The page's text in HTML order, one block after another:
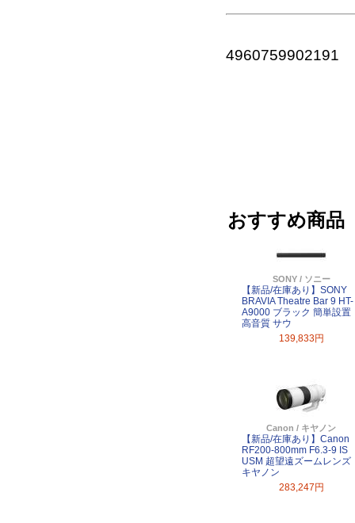
4960759902191
おすすめ商品
SONY / ソニー
【新品/在庫あり】SONY
BRAVIA Theatre Bar 9 HT-
A9000 ブラック 簡単設置
高音質 サウ
139,833円
Canon / キヤノン
【新品/在庫あり】Canon
RF200-800mm F6.3-9 IS
USM 超望遠ズームレンズ
キヤノン
283,247円